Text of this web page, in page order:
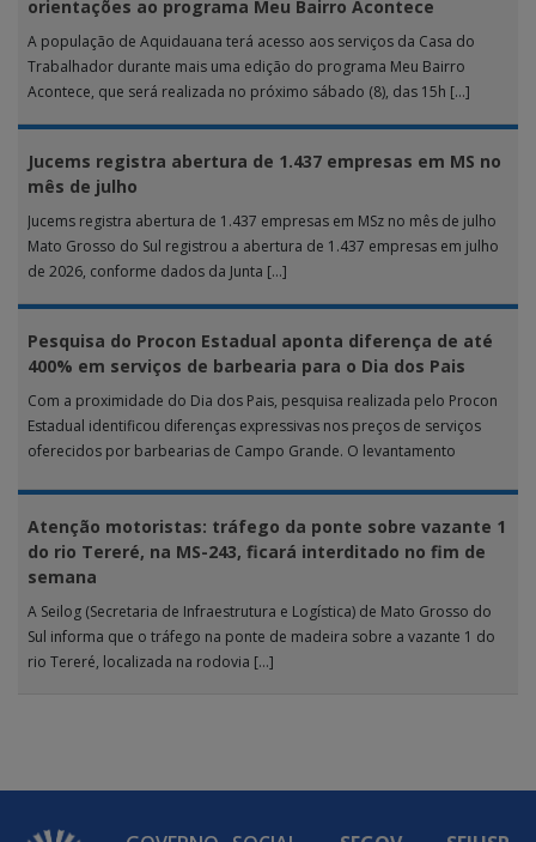
orientações ao programa Meu Bairro Acontece
A população de Aquidauana terá acesso aos serviços da Casa do
Trabalhador durante mais uma edição do programa Meu Bairro
Acontece, que será realizada no próximo sábado (8), das 15h […]
Jucems registra abertura de 1.437 empresas em MS no
mês de julho
Jucems registra abertura de 1.437 empresas em MSz no mês de julho
Mato Grosso do Sul registrou a abertura de 1.437 empresas em julho
de 2026, conforme dados da Junta […]
Pesquisa do Procon Estadual aponta diferença de até
400% em serviços de barbearia para o Dia dos Pais
Com a proximidade do Dia dos Pais, pesquisa realizada pelo Procon
Estadual identificou diferenças expressivas nos preços de serviços
oferecidos por barbearias de Campo Grande. O levantamento
Atenção motoristas: tráfego da ponte sobre vazante 1
do rio Tereré, na MS-243, ficará interditado no fim de
semana
A Seilog (Secretaria de Infraestrutura e Logística) de Mato Grosso do
Sul informa que o tráfego na ponte de madeira sobre a vazante 1 do
rio Tereré, localizada na rodovia […]